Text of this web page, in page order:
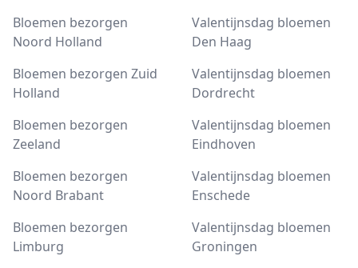
Bloemen bezorgen
Noord Holland
Bloemen bezorgen Zuid
Holland
Bloemen bezorgen
Zeeland
Bloemen bezorgen
Noord Brabant
Bloemen bezorgen
Limburg
Valentijnsdag bloemen
Den Haag
Valentijnsdag bloemen
Dordrecht
Valentijnsdag bloemen
Eindhoven
Valentijnsdag bloemen
Enschede
Valentijnsdag bloemen
Groningen